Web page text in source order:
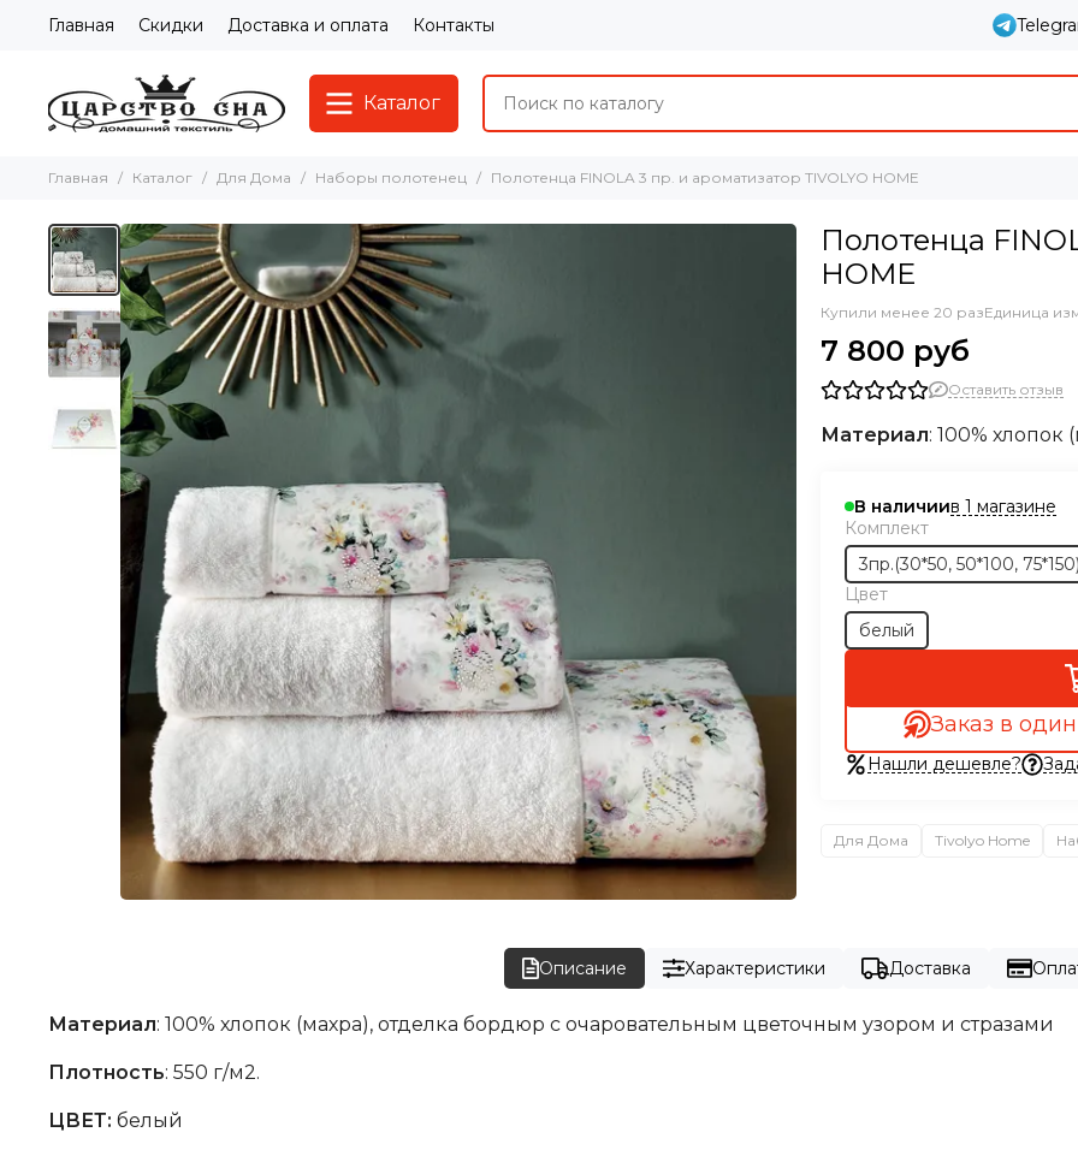
Главная Скидки Доставка и оплата Контакты
Каталог
Главная Каталог Для Дома Наборы полотенец Полотенца FINOLA 3 пр. и ароматизатор TIVOLYO HOME
Полотенца
HOME
Купили менее 20 разЕдиница
7 800 руб
Оставить отзыв
Материал: 100% хлопок
В наличиив 1 магазине
Комплект
3пр.(30*50, 50*100, 75*150)
Цвет
белый
Заказ в
Нашли дешевле?
Для Дома Tivolyo Home
Описание Характеристики Доставка
Материал: 100% хлопок (махра), отделка бордюр с очаровательным цветочным узором и стразами
Плотность: 550 г/м2.
ЦВЕТ: белый